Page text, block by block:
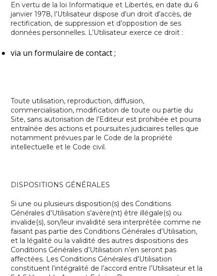
En vertu de la loi Informatique et Libertés, en date du 6
janvier 1978, l’Utilisateur dispose d’un droit d’accès, de
rectification, de suppression et d’opposition de ses
données personnelles. L’Utilisateur exerce ce droit :
via un formulaire de contact ;
Toute utilisation, reproduction, diffusion,
commercialisation, modification de toute ou partie du
Site, sans autorisation de l’Editeur est prohibée et pourra
entraînée des actions et poursuites judiciaires telles que
notamment prévues par le Code de la propriété
intellectuelle et le Code civil.
DISPOSITIONS GÉNÉRALES
Si une ou plusieurs disposition(s) des Conditions
Générales d’Utilisation s’avère(nt) être illégale(s) ou
invalide(s), son/leur invalidité sera interprétée comme ne
faisant pas partie des Conditions Générales d’Utilisation,
et la légalité ou la validité des autres dispositions des
Conditions Générales d’Utilisation n’en seront pas
affectées. Les Conditions Générales d’Utilisation
constituent l’intégralité de l’accord entre l’Utilisateur et la